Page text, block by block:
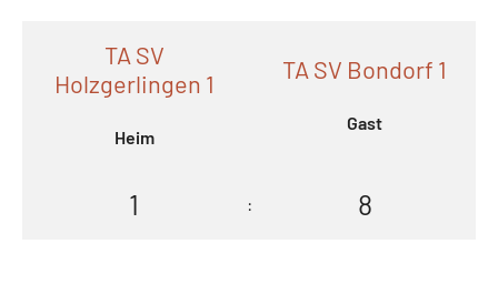
TA SV
Holzgerlingen 1
Heim
TA SV Bondorf 1
Gast
1 : 8